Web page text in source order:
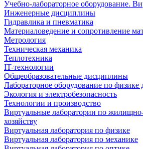
Учебно-лабораторное оборудование.
Инженерные дисциплины
Гидравлика и пневматика
Материаловедение и сопротивление
Метрология
Техническая механика
Теплотехника
IT-технологии
Общеобразовательные дисциплины
Лабораторное оборудование по физике
Экология и электробезопасность
Технологии и производство
Виртуальные лаборатории по
хозяйству
Виртуальная лаборатория по физике
Виртуальная лаборатория по механике